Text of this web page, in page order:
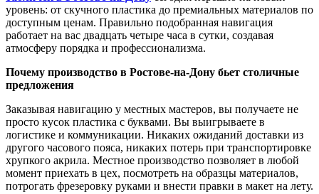
уровень: от скучного пластика до премиальных материалов по
доступным ценам. Правильно подобранная навигация
работает на вас двадцать четыре часа в сутки, создавая
атмосферу порядка и профессионализма.
Почему производство в Ростове-на-Дону бьет столичные
предложения
Заказывая навигацию у местных мастеров, вы получаете не
просто кусок пластика с буквами. Вы выигрываете в
логистике и коммуникации. Никаких ожиданий доставки из
другого часового пояса, никаких потерь при транспортировке
хрупкого акрила. Местное производство позволяет в любой
момент приехать в цех, посмотреть на образцы материалов,
потрогать фрезеровку руками и внести правки в макет на лету.